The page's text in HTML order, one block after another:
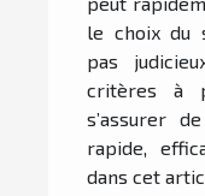
le choix du
pas
critères à
s’assurer
rapide,
dans cet